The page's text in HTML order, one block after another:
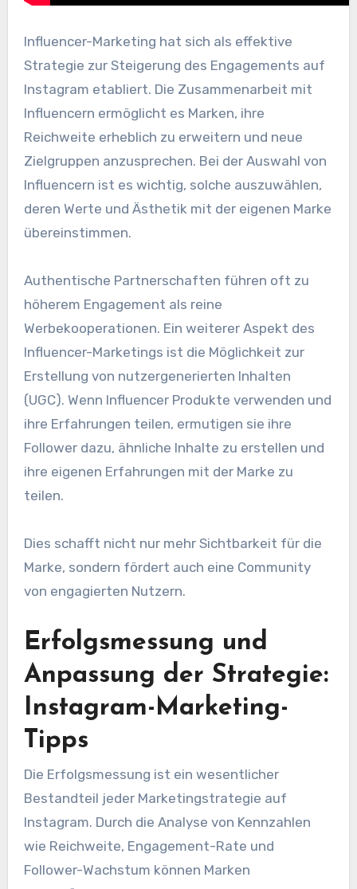
Influencer-Marketing hat sich als effektive
Strategie zur Steigerung des Engagements auf
Instagram etabliert. Die Zusammenarbeit mit
Influencern ermöglicht es Marken, ihre
Reichweite erheblich zu erweitern und neue
Zielgruppen anzusprechen. Bei der Auswahl von
Influencern ist es wichtig, solche auszuwählen,
deren Werte und Ästhetik mit der eigenen Marke
übereinstimmen.
Authentische Partnerschaften führen oft zu
höherem Engagement als reine
Werbekooperationen. Ein weiterer Aspekt des
Influencer-Marketings ist die Möglichkeit zur
Erstellung von nutzergenerierten Inhalten
(UGC). Wenn Influencer Produkte verwenden und
ihre Erfahrungen teilen, ermutigen sie ihre
Follower dazu, ähnliche Inhalte zu erstellen und
ihre eigenen Erfahrungen mit der Marke zu
teilen.
Dies schafft nicht nur mehr Sichtbarkeit für die
Marke, sondern fördert auch eine Community
von engagierten Nutzern.
Erfolgsmessung und
Anpassung der Strategie:
Instagram-Marketing-
Tipps
Die Erfolgsmessung ist ein wesentlicher
Bestandteil jeder Marketingstrategie auf
Instagram. Durch die Analyse von Kennzahlen
wie Reichweite, Engagement-Rate und
Follower-Wachstum können Marken